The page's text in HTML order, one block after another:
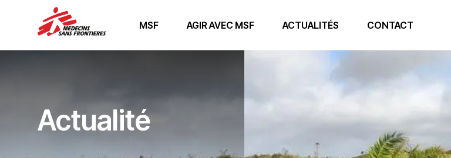
MSF AGIR AVEC MSF ACTUALITÉS CONTACT
Actualité